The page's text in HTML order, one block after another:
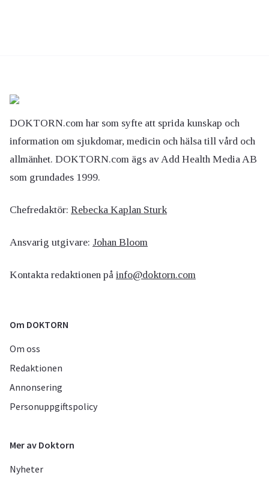
DOKTORN.com har som syfte att sprida kunskap och
information om sjukdomar, medicin och hälsa till vård och
allmänhet. DOKTORN.com ägs av Add Health Media AB
som grundades 1999.
Chefredaktör: Rebecka Kaplan Sturk
Ansvarig utgivare: Johan Bloom
Kontakta redaktionen på info@doktorn.com
Om DOKTORN
Om oss
Redaktionen
Annonsering
Personuppgiftspolicy
Mer av Doktorn
Nyheter